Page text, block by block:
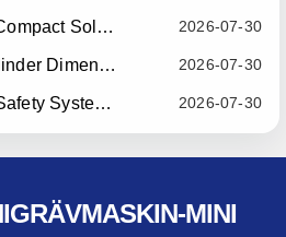
2026-07-30
Mini Wheel Loader: A Compact Solution For Efficient Material Handling
2026-07-30
RIPPA R10 Bucket Cylinder Dimension Optimization — Effective July 15, 2026
2026-07-30
RIPPA R10/R06 Seat Safety System Upgrade — Effective July 22, 2026
MINI